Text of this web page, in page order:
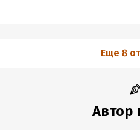
Еще 8
Автор